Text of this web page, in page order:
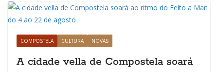
COMPOSTELA CULTURA NOVAS
A cidade vella de Compostela soará